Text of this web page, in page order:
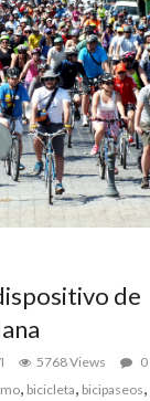
de
5768 Views
0
, bicicleta, bicipaseos,